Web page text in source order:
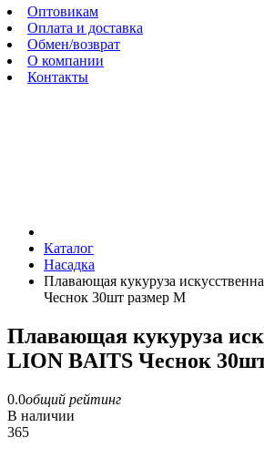
Оптовикам
Оплата и доставка
Обмен/возврат
О компании
Контакты
Каталог
Насадка
Плавающая кукуруза
Чеснок 30шт размер M
Плавающая кукуруза
LION BAITS Чеснок
0.0общий рейтинг
В наличии
365